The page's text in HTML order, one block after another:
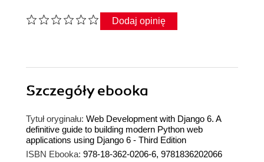
Dodaj opinię
Szczegółyebooka
Tytuł oryginału: Web Development with Django 6. A
definitive guide to building modern Python web
applications using Django 6 - Third Edition
ISBN Ebooka: 978-18-362-0206-6, 9781836202066